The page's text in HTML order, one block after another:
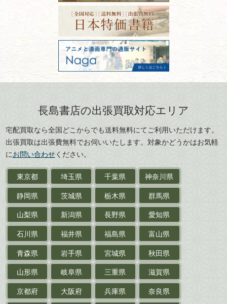
書道具
美術書・アート本・
デザイン本
カメラ・撮影術
版画・リトグラフ・
刀剣・鎧・ 甲冑
武道書・武術書
近代文学・
サイン色紙
作家草稿・原稿・肉筆物
探偵小説・推理小説
乗物
鉄道・
電車・バス
戦前・戦中の紙物・資料
絵葉書
価値ある古書を売るポイント
と注意点
宮城県
秋田県
山形県
岐阜県
三重県
滋賀県
京都府
大阪府
兵庫県
奈良県
島根県
岡山県
徳島県
香川県
愛媛県
フリーダイヤル：0120-414-548
電話：03-3512-8115
FAX：03-3512-8116
古物商許可：東京都公安委員会 第
301028901712号
古物商名称：有限会社長島書店
長島書店の出張買取対応エリア
宅配買取なら全国どこからでも送料無料にてご利用いただけます。
出張買取は出張費無料でお伺いいたします。対象かどうかはお気軽
にお問い合わせください。
東京都 埼玉県 千葉県
神奈川県
静岡県
茨城県 栃木県
群馬県
山梨県
新潟県 長野県
愛知県
石川県
福井県 福島県
富山県
青森県
岩手県 宮城県
秋田県
山形県
岐阜県 三重県
滋賀県
京都府
大阪府 兵庫県
奈良県